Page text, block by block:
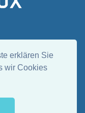
erklären Sie
wir Cookies